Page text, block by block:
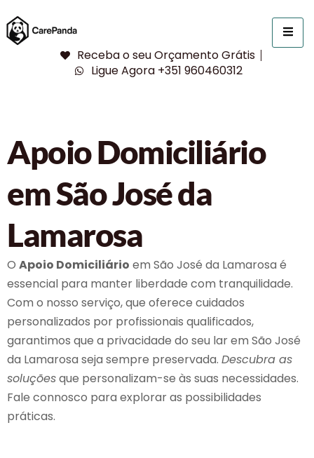
Receba o seu Orçamento Grátis
Ligue Agora +351 960460312
Apoio Domiciliário
em São José da
Lamarosa
O Apoio Domiciliário em São José da Lamarosa é
essencial para manter liberdade com tranquilidade.
Com o nosso serviço, que oferece cuidados
personalizados por profissionais qualificados,
garantimos que a privacidade do seu lar em São José
da Lamarosa seja sempre preservada. Descubra as
soluçõesque personalizam-se às suas necessidades.
Fale connosco para explorar as possibilidades
práticas.